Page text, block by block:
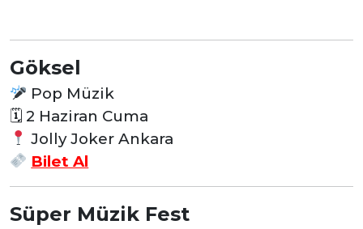
Göksel
Pop Müzik
🗓 2 Haziran Cuma
Jolly Joker Ankara
Bilet Al
Süper Müzik Fest